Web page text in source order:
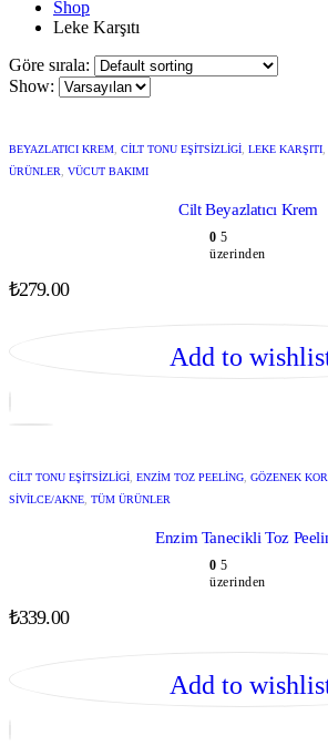
Shop
Leke Karşıtı
Göre sırala:
Show:
BEYAZLATICI KREM CILT TONU EŞITSIZLIGI LEKE KARŞITI
ÜRÜNLER
VÜCUT BAKIMI
Cilt Beyazlatıcı Krem
0 5
üzerinden
₺279.00
Add to
CILT TONU EŞITSIZLIGI ENZIM TOZ PEELING GÖZENEK
SIVILCE/AKNE TÜM ÜRÜNLER
Enzim Tanecikli Toz
0 5
üzerinden
₺339.00
Add to